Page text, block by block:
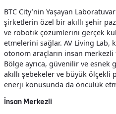
BTC City’nin Yaşayan
şirketlerin özel bir akıllı şehir
ve robotik çözümlerini gerçek
etmelerini sağlar. AV Living Lab,
otonom araçların insan
Bölge ayrıca, güvenilir ve esnek
akıllı şebekeler ve büyük ölçekli
enerji konusunda da öncülük
İnsan Merkezli